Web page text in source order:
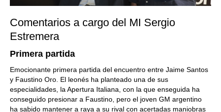
Comentarios a cargo del MI Sergio
Estremera
Primera partida
Emocionante primera partida del encuentro entre Jaime Santos
y Faustino Oro. El leonés ha planteado una de sus
especialidades, la Apertura Italiana, con la que enseguida ha
conseguido presionar a Faustino, pero el joven GM argentino
ha sabido mantener a raya a su rival con acertadas maniobras